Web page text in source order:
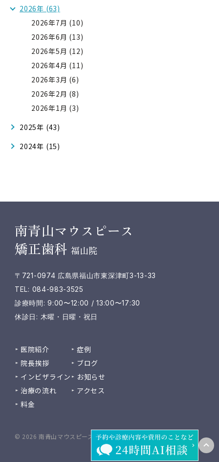
2026年 (63)
2026年7月 (10)
2026年6月 (13)
2026年5月 (12)
2026年4月 (11)
2026年3月 (6)
2026年2月 (8)
2026年1月 (3)
2025年 (43)
2024年 (15)
南青山マウスピース
矯正歯科 福山院
〒721-0974 広島県福山市東深津町3-13-33
TEL: 084-983-3525
診療時間: 9:00〜12:00 / 13:00〜17:30
休診日: 木曜・日曜・祝日
医院紹介
院長挨拶
インビザライン
治療の流れ
料金
症例
ブログ
お知らせ
アクセス
© 2026 南青山マウスピース矯正歯科 福山院 / 医療法人雅会